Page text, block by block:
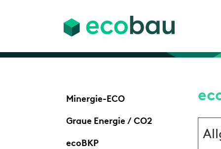
Minergie-ECO
Graue Energie / CO2
ecoBKP